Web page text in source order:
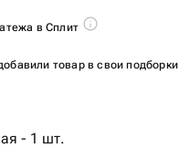
в Сплит
товар в свои подборки
- 1 шт.